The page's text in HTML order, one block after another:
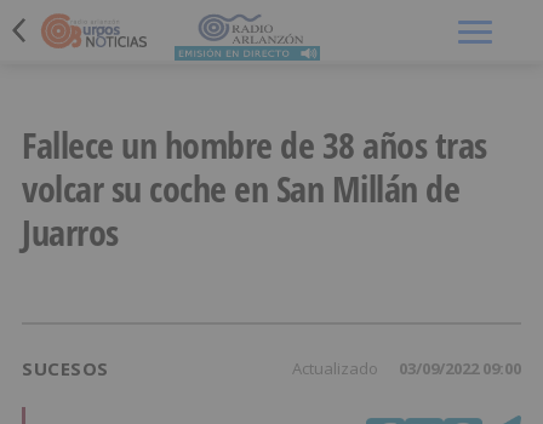
Fallece un hombre de 38 años tras
volcar su coche en San Millán de
Juarros
SUCESOS Actualizado 03/09/2022 09:00